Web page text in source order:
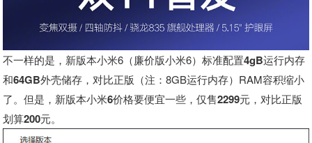
不一样的是，新版本小米6（廉价版小米6）标准配置4gB运行内存
和64GB外壳储存 ，对比正版（注：8GB运行内存）RAM容积缩小
了。但是， 新版本小米6价格要便宜一些，仅售2299元，对比正版
划算200元。